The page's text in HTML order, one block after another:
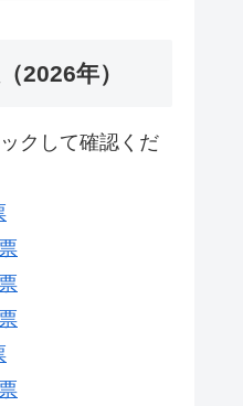
2026年）
クして確認くだ